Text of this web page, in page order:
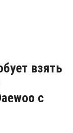
взять
с